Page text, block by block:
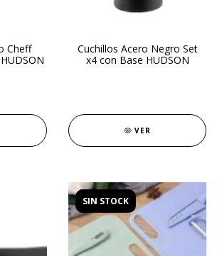
Cheff
Cuchillos Acero Negro Set
x4 con Base HUDSON
VER
SIN STOCK